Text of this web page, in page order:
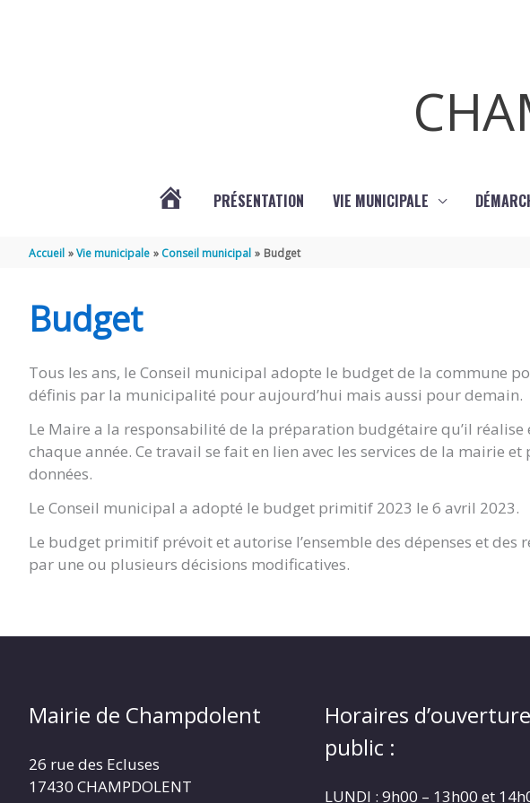
PRÉSENTATION VIE MUNICIPALE
Accueil Vie municipale Conseil municipal Budget
Budget
Tous les ans, le Conseil municipal adopte le budget de la commune
définis par la municipalité pour aujourd’hui mais aussi pour demain.
Le Maire a la responsabilité de la préparation budgétaire qu’il
chaque année. Ce travail se fait en lien avec les services de la mairie
données.
Le Conseil municipal a adopté le budget primitif 2023 le 6 avril 2023.
Le budget primitif prévoit et autorise l’ensemble des dépenses et des
par une ou plusieurs décisions modificatives.
Mairie de Champdolent
26 rue des Ecluses
17430 CHAMPDOLENT
Horaires
public :
LUNDI : 9h00 – 13h00 et